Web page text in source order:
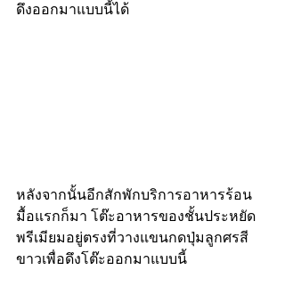
ดึงออกมาแบบนี้ได้
หลังจากนั้นอีกสักพักบริการอาหารร้อน
มื้อแรกก็มา โต๊ะอาหารของชั้นประหยัด
พรีเมียมอยู่ตรงที่วางแขนกดปุ่มลูกศรสี
ขาวเพื่อดึงโต๊ะออกมาแบบนี้